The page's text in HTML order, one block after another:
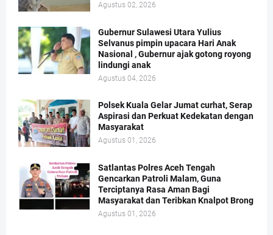
Agustus 02, 2026
Gubernur Sulawesi Utara Yulius
Selvanus pimpin upacara Hari Anak
Nasional , Gubernur ajak gotong royong
lindungi anak
Agustus 04, 2026
Polsek Kuala Gelar Jumat curhat, Serap
Aspirasi dan Perkuat Kedekatan dengan
Masyarakat
Agustus 01, 2026
Satlantas Polres Aceh Tengah
Gencarkan Patroli Malam, Guna
Terciptanya Rasa Aman Bagi
Masyarakat dan Teribkan Knalpot Brong
Agustus 01, 2026